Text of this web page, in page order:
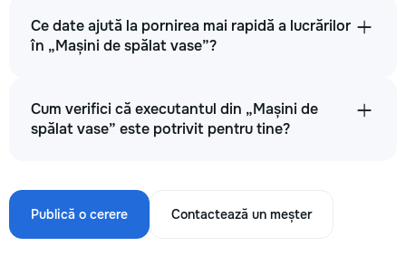
Ce date ajută la pornirea mai rapidă a lucrărilor
în „Mașini de spălat vase”?
Cum verifici că executantul din „Mașini de
spălat vase” este potrivit pentru tine?
Publică o cerere Contactează un meșter